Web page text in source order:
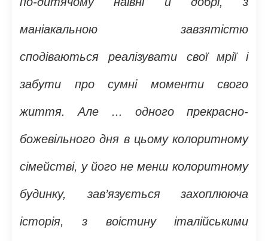
маніакальною завзятістю
сподіваються реалізувати свої мрії і
забути про сумні моменти свого
життя. Але ... одного прекрасно-
божевільного дня в цьому колоритному
сімействі, у його не менш колоритному
будинку, зав’язується захоплююча
історія, з воістину італійськими